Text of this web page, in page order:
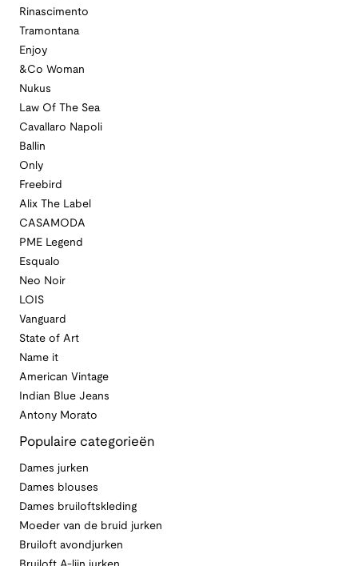
Rinascimento
Tramontana
Enjoy
&Co Woman
Nukus
Law Of The Sea
Cavallaro Napoli
Ballin
Only
Freebird
Alix The Label
CASAMODA
PME Legend
Esqualo
Neo Noir
LOIS
Vanguard
State of Art
Name it
American Vintage
Indian Blue Jeans
Antony Morato
Populaire categorieën
Dames jurken
Dames blouses
Dames bruiloftskleding
Moeder van de bruid jurken
Bruiloft avondjurken